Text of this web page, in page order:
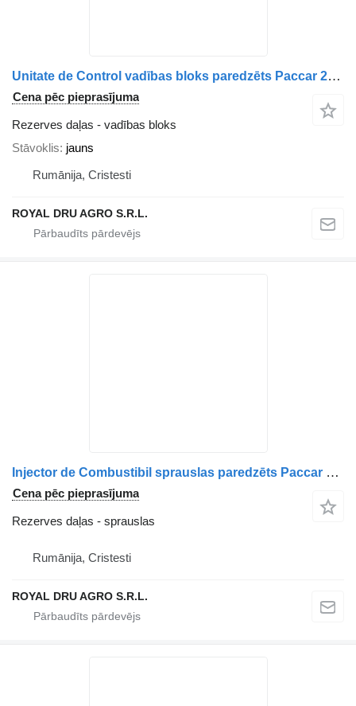
Unitate de Control vadības bloks paredzēts Paccar 2244545 pentru DAF kravas automašīnas
Cena pēc pieprasījuma
Rezerves daļas - vadības bloks
Stāvoklis jauns
Rumānija, Cristesti
ROYAL DRU AGRO S.R.L.
Injector de Combustibil sprauslas paredzēts Paccar DAF 2119950 kravas automašīnas
Cena pēc pieprasījuma
Rezerves daļas - sprauslas
Rumānija, Cristesti
ROYAL DRU AGRO S.R.L.